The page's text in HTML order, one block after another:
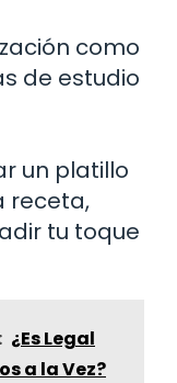
como
de estudio
un platillo
receta,
tu toque
¿Es Legal
a la Vez?